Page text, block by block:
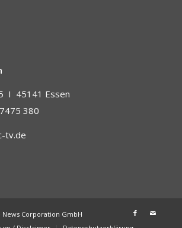
I 45141 Essen
380
tv.de
News Corporation GmbH